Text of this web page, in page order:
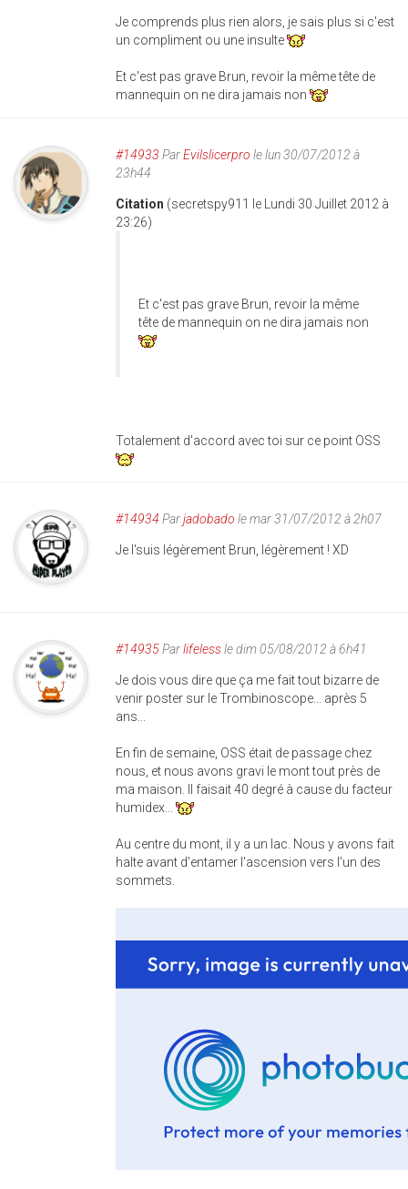
Je comprends plus rien alors, je sais plus si c'est
un compliment ou une insulte
Et c'est pas grave Brun, revoir la même tête de
mannequin on ne dira jamais non
#14933 ParEvilslicerpro le lun 30/07/2012 à
23h44
Citation (secretspy911 le Lundi 30 Juillet 2012 à
23:26)
Et c'est pas grave Brun, revoir la même
tête de mannequin on ne dira jamais non
Totalement d'accord avec toi sur ce point OSS
#14934 Parjadobado le mar 31/07/2012 à 2h07
Je l'suis légèrement Brun, légèrement ! XD
#14935Parlifelessle dim 05/08/2012 à 6h41
Je dois vous dire que ça me fait tout bizarre de
venir poster sur le Trombinoscope... après 5
ans...
En fin de semaine, OSS était de passage chez
nous, et nous avons gravi le mont tout près de
ma maison. Il faisait 40 degré à cause du facteur
humidex...
Au centre du mont, il y a un lac. Nous y avons fait
halte avant d'entamer l'ascension vers l'un des
sommets.